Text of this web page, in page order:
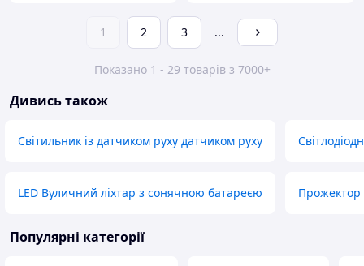
1 2 3 ...
Показано 1 - 29 товарів з 7000+
Дивись також
Світильник із датчиком руху датчиком руху
LED Вуличний ліхтар з сонячною батареєю Прожектор
Популярні категорії